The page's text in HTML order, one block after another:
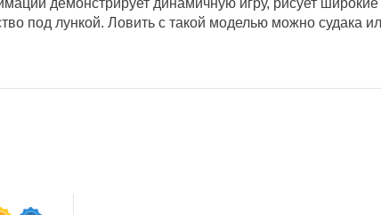
демонстрирует динамичную игру, рисует широкие
под лункой. Ловить с такой моделью можно судака